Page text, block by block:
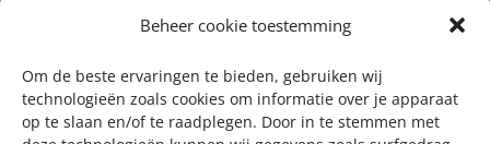
Beheer cookie toestemming
Om de beste ervaringen te bieden, gebruiken wij
technologieën zoals cookies om informatie over je apparaat
op te slaan en/of te raadplegen. Door in te stemmen met
Een aanvraag of oproep plaatsen
Contact met de redactie van de Zwerfsteen
Algemene informatie